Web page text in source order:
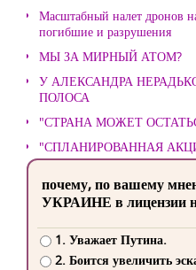
Масштабный налет дронов
погибшие и разрушения
МЫ ЗА МИРНЫЙ АТОМ?
У АЛЕКСАНДРА
ПОЛОСА
"СТРАНА МОЖЕТ
"СПЛАНИРОВАННАЯ
почему, по вашему
УКРАИНЕ в лицензии
1. Уважает Путина.
2. Боится увеличить